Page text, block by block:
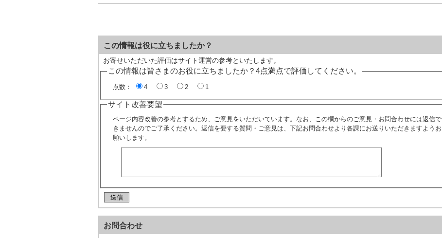
この情報は役に立ちましたか？
お寄せいただいた評価はサイト運営の参考といたします。
この情報は皆さまのお役に立ちましたか？4点満点で評価してください。
点数： 4 3 2 1
サイト改善要望
ページ内容改善の参考とするため、ご意見をいただいています。なお、この欄からのご意見・お問合わせには返信で
きませんのでご了承ください。返信を要する質問・ご意見は、下記お問合わせより各課にお送りいただきますようお
願いします。
お問合わせ